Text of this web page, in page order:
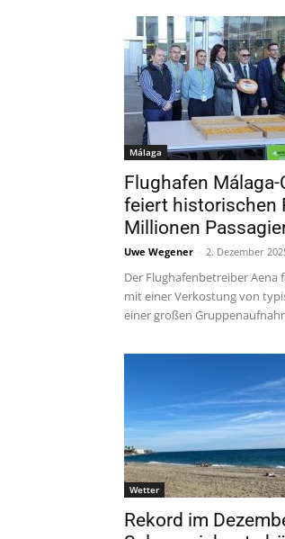
Málaga
Flughafen Málaga-
feiert historischen
Millionen
Uwe Wegener - 2. Dezember
Der Flughafenbetreiber Aena
mit einer Verkostung von
einer großen
Wetter
Rekord im